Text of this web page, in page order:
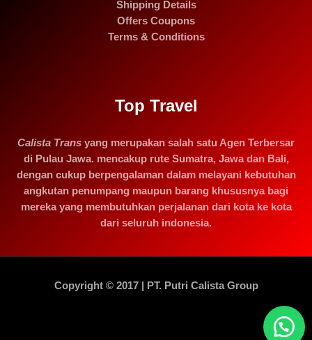
Shipping Details
Offers Coupons
Terms & Conditions
Top Travel
Calista Trans yang merupakan salah satu Agen Terbersar
di Pulau Jawa. mencakup rute Sumatra, Jawa dan Bali,
dengan cukup berpengalaman dalam melayani kebutuhan
angkutan penumpang maupun barang khususnya bagi
mereka yang membutuhkan perjalanan dari kota ke kota
dari seluruh indonesia.
Copyright © 2017 | PT. Putri Calista Group